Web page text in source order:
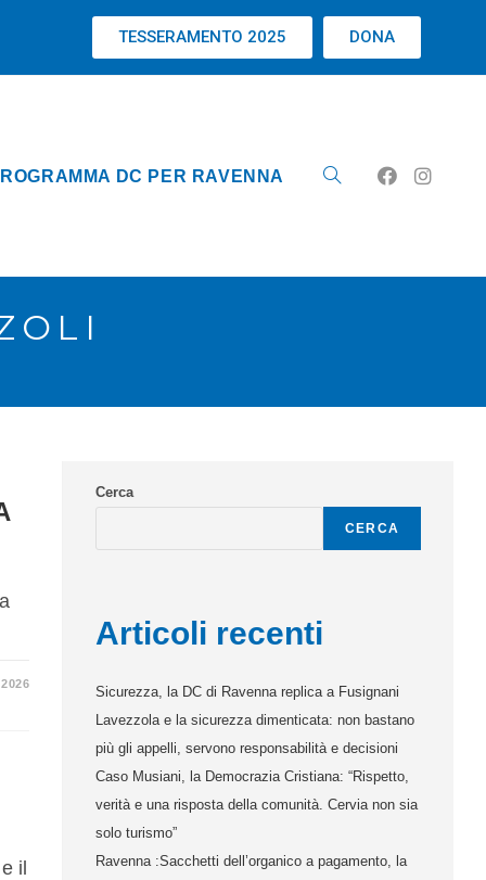
TESSERAMENTO 2025 DONA
DC PER RAVENNA
il
Cerca
CERCA
Articoli recenti
Sicurezza, la DC di Ravenna replica a Fusignani
Lavezzola e la sicurezza dimenticata: non bastano
più gli appelli, servono responsabilità e decisioni
Caso Musiani, la Democrazia Cristiana: “Rispetto,
verità e una risposta della comunità. Cervia non sia
solo turismo”
Ravenna :Sacchetti dell’organico a pagamento, la